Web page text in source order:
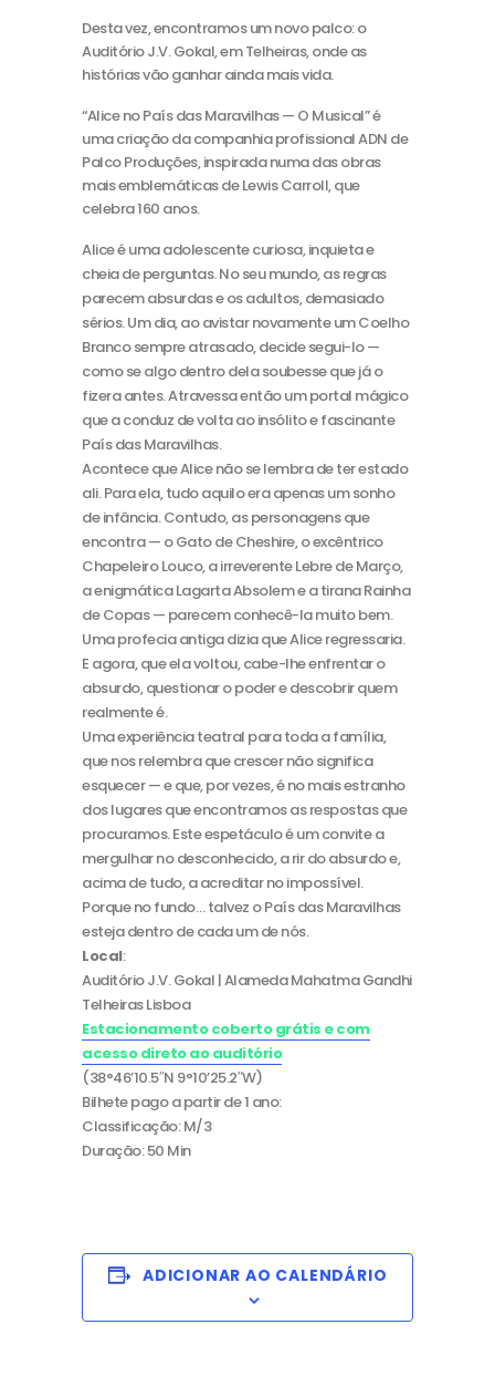
Desta vez, encontramos um novo palco: o
Auditório J.V. Gokal, em Telheiras, onde as
histórias vão ganhar ainda mais vida.
“Alice no País das Maravilhas — O Musical” é
uma criação da companhia profissional ADN de
Palco Produções, inspirada numa das obras
mais emblemáticas de Lewis Carroll, que
celebra 160 anos.
Alice é uma adolescente curiosa, inquieta e
cheia de perguntas. No seu mundo, as regras
parecem absurdas e os adultos, demasiado
sérios. Um dia, ao avistar novamente um Coelho
Branco sempre atrasado, decide segui-lo —
como se algo dentro dela soubesse que já o
fizera antes. Atravessa então um portal mágico
que a conduz de volta ao insólito e fascinante
País das Maravilhas.
Acontece que Alice não se lembra de ter estado
ali. Para ela, tudo aquilo era apenas um sonho
de infância. Contudo, as personagens que
encontra — o Gato de Cheshire, o excêntrico
Chapeleiro Louco, a irreverente Lebre de Março,
a enigmática Lagarta Absolem e a tirana Rainha
de Copas — parecem conhecê-la muito bem.
Uma profecia antiga dizia que Alice regressaria.
E agora, que ela voltou, cabe-lhe enfrentar o
absurdo, questionar o poder e descobrir quem
realmente é.
Uma experiência teatral para toda a família,
que nos relembra que crescer não significa
esquecer — e que, por vezes, é no mais estranho
dos lugares que encontramos as respostas que
procuramos. Este espetáculo é um convite a
mergulhar no desconhecido, a rir do absurdo e,
acima de tudo, a acreditar no impossível.
Porque no fundo… talvez o País das Maravilhas
esteja dentro de cada um de nós.
Local:
Auditório J.V. Gokal | Alameda Mahatma Gandhi
Telheiras Lisboa
Estacionamento coberto grátis e com
acesso direto ao auditório
(38°46’10.5″N 9°10’25.2″W)
Bilhete pago a partir de 1 ano:
Classificação: M/3
Duração: 50 Min
ADICIONAR AO CALENDÁRIO